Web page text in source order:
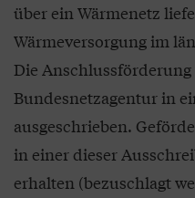
über ein Wärmenetz
Wärmeversorgung im
Die
Bundesnetzagentur in
ausgeschrieben.
in einer dieser
erhalten (bezuschlagt